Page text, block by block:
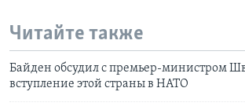
Читайте также
Байден обсудил с премьер-министром
вступление этой страны в НАТО